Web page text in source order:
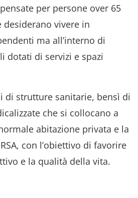
per persone over 65
vivere in
ma all’interno di
dotati di servizi e spazi
di strutture sanitarie, bensì di
che si collocano a
abitazione privata e la
con l’obiettivo di favorire
e la qualità della vita.